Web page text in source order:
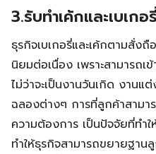
3.รับทำเค้กและเบเก
ธุรกิจเบเกอรี่และเค้กตามสั่ง
นิยมต่อเนื่อง เพราะสามารถ
ไม่ว่าจะเป็นงานวันเกิด งานแ
ฉลองต่างๆ การที่ลูกค้าสามา
ความต้องการ เป็นปัจจัยที่ทำ
ทำให้ธุรกิจสามารถขยายฐา